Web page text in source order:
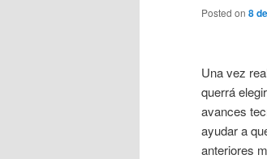
Posted on 8
Una vez
querrá
avances
ayudar a
anteriores